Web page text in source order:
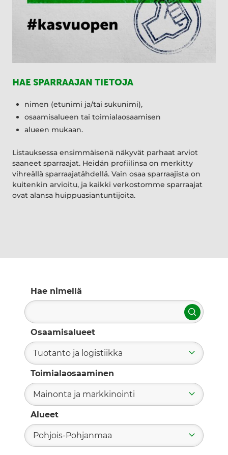
HAE SPARRAAJAN TIETOJA
nimen (etunimi ja/tai sukunimi),
osaamisalueen tai toimialaosaamisen
alueen mukaan.
Listauksessa ensimmäisenä näkyvät parhaat arviot
saaneet sparraajat. Heidän profiilinsa on merkitty
vihreällä sparraajatähdellä. Vain osaa sparraajista on
kuitenkin arvioitu, ja kaikki verkostomme sparraajat
ovat alansa huippuasiantuntijoita.
Hae nimellä
Hae
Osaamisalueet
Tuotanto ja logistiikka
Toimialaosaaminen
Mainonta ja markkinointi
Alueet
Pohjois-Pohjanmaa